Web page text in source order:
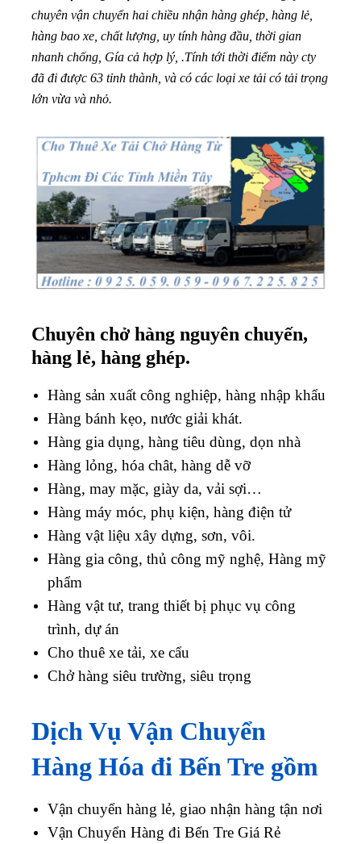
chuyên vận chuyển hai chiều nhận hàng ghép, hàng lẻ,
hàng bao xe, chất lượng, uy tính hàng đầu, thời gian
nhanh chống, Gía cả hợp lý, .Tính tới thời điểm này cty
đã đi được 63 tỉnh thành, và có các loại xe tải có tải trọng
lớn vừa và nhỏ.
Chuyên chở hàng nguyên chuyến,
hàng lẻ, hàng ghép.
Hàng sản xuất công nghiệp, hàng nhập khẩu
Hàng bánh kẹo, nước giải khát.
Hàng gia dụng, hàng tiêu dùng, dọn nhà
Hàng lỏng, hóa chât, hàng dễ vỡ
Hàng, may mặc, giày da, vải sợi…
Hàng máy móc, phụ kiện, hàng điện tử
Hàng vật liệu xây dựng, sơn, vôi.
Hàng gia công, thủ công mỹ nghệ, Hàng mỹ
phẩm
Hàng vật tư, trang thiết bị phục vụ công
trình, dự án
Cho thuê xe tải, xe cẩu
Chở hàng siêu trường, siêu trọng
Dịch Vụ Vận Chuyển
Hàng Hóa đi Bến Tre gồm
Vận chuyển hàng lẻ, giao nhận hàng tận nơi
Vận Chuyển Hàng đi Bến Tre Giá Rẻ